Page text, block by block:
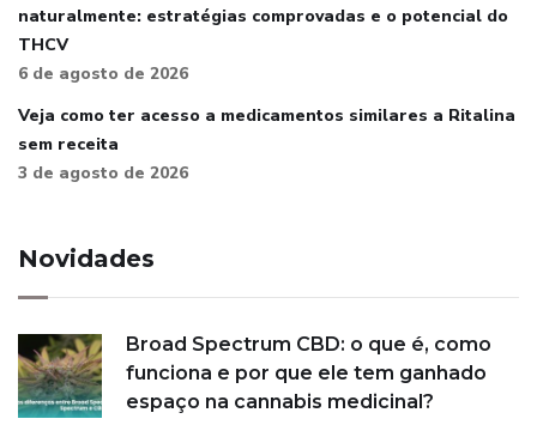
naturalmente: estratégias comprovadas e o potencial do
THCV
6 de agosto de 2026
Veja como ter acesso a medicamentos similares a Ritalina
sem receita
3 de agosto de 2026
Novidades
Broad Spectrum CBD: o que é, como
funciona e por que ele tem ganhado
espaço na cannabis medicinal?